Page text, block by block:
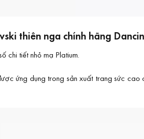
thiên nga chính hãng
chi tiết nhỏ mạ Platium.
ứng dụng trong sản xuất trang sức